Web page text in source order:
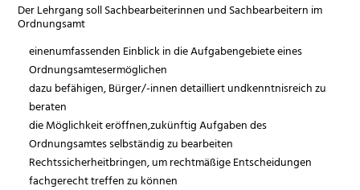
Der Lehrgang soll Sachbearbeiterinnen und Sachbearbeitern im
Ordnungsamt
einenumfassenden Einblick in die Aufgabengebiete eines
Ordnungsamtesermöglichen
dazu befähigen, Bürger/-innen detailliert undkenntnisreich zu
beraten
die Möglichkeit eröffnen,zukünftig Aufgaben des
Ordnungsamtes selbständig zu bearbeiten
Rechtssicherheitbringen, um rechtmäßige Entscheidungen
fachgerecht treffen zu können